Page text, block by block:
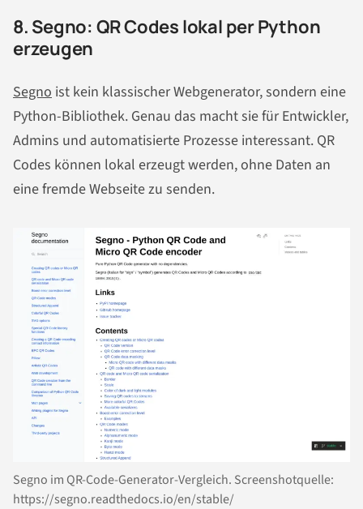
8. Segno: QR Codes lokal per Python
erzeugen
Segno ist kein klassischer Webgenerator, sondern eine
Python-Bibliothek. Genau das macht sie für Entwickler,
Admins und automatisierte Prozesse interessant. QR
Codes können lokal erzeugt werden, ohne Daten an
eine fremde Webseite zu senden.
Segno im QR-Code-Generator-Vergleich. Screenshotquelle:
https://segno.readthedocs.io/en/stable/